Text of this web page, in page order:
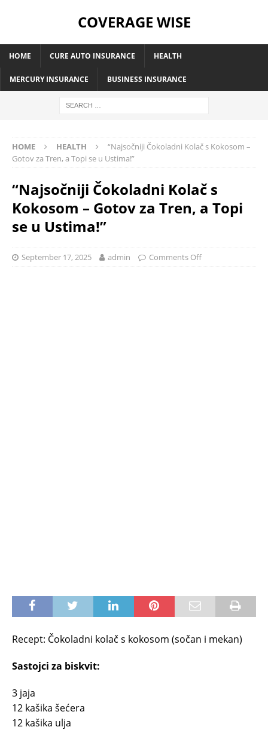
COVERAGE WISE
HOME CURE AUTO INSURANCE HEALTH
MERCURY INSURANCE BUSINESS INSURANCE
HOME HEALTH
“Najsočniji Čokoladni Kolač s Kokosom –
Gotov za Tren, a Topi se u Ustima!”
“Najsočniji Čokoladni Kolač s
Kokosom – Gotov za Tren, a Topi
se u Ustima!”
September 17, 2025 admin Comments Off
Recept: Čokoladni kolač s kokosom (sočan i mekan)
Sastojci za biskvit:
3 jaja
12 kašika šećera
12 kašika ulja